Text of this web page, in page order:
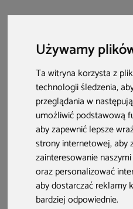
Używamy
Ta witryna korzysta z
technologii śledzenia,
przeglądania w
umożliwić podstawową
aby zapewnić lepsze
strony internetowej,aby
zainteresowanie
oraz personalizować
aby dostarczać reklamy
bardziej odpowiednie.